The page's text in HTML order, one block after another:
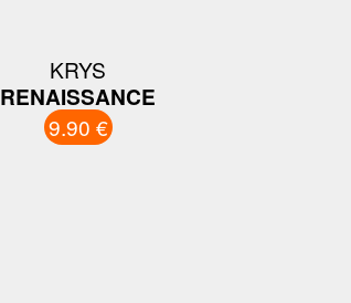
KRYS
RENAISSANCE
9.90 €